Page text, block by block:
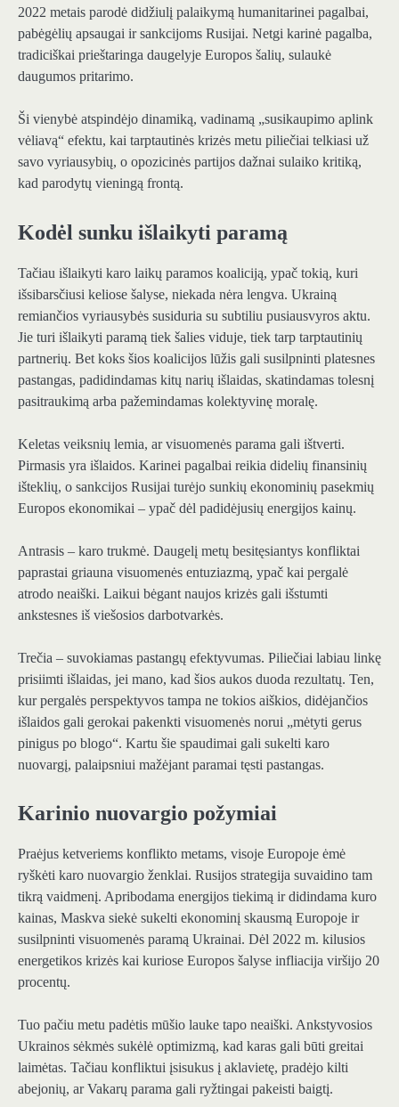
2022 metais parodė didžiulį palaikymą humanitarinei pagalbai,
pabėgėlių apsaugai ir sankcijoms Rusijai. Netgi karinė pagalba,
tradiciškai prieštaringa daugelyje Europos šalių, sulaukė
daugumos pritarimo.
Ši vienybė atspindėjo dinamiką, vadinamą „susikaupimo aplink
vėliavą“ efektu, kai tarptautinės krizės metu piliečiai telkiasi už
savo vyriausybių, o opozicinės partijos dažnai sulaiko kritiką,
kad parodytų vieningą frontą.
Kodėl sunku išlaikyti paramą
Tačiau išlaikyti karo laikų paramos koaliciją, ypač tokią, kuri
išsibarsčiusi keliose šalyse, niekada nėra lengva. Ukrainą
remiančios vyriausybės susiduria su subtiliu pusiausvyros aktu.
Jie turi išlaikyti paramą tiek šalies viduje, tiek tarp tarptautinių
partnerių. Bet koks šios koalicijos lūžis gali susilpninti platesnes
pastangas, padidindamas kitų narių išlaidas, skatindamas tolesnį
pasitraukimą arba pažemindamas kolektyvinę moralę.
Keletas veiksnių lemia, ar visuomenės parama gali ištverti.
Pirmasis yra išlaidos. Karinei pagalbai reikia didelių finansinių
išteklių, o sankcijos Rusijai turėjo sunkių ekonominių pasekmių
Europos ekonomikai – ypač dėl padidėjusių energijos kainų.
Antrasis – karo trukmė. Daugelį metų besitęsiantys konfliktai
paprastai griauna visuomenės entuziazmą, ypač kai pergalė
atrodo neaiški. Laikui bėgant naujos krizės gali išstumti
ankstesnes iš viešosios darbotvarkės.
Trečia – suvokiamas pastangų efektyvumas. Piliečiai labiau linkę
prisiimti išlaidas, jei mano, kad šios aukos duoda rezultatų. Ten,
kur pergalės perspektyvos tampa ne tokios aiškios, didėjančios
išlaidos gali gerokai pakenkti visuomenės norui „mėtyti gerus
pinigus po blogo“. Kartu šie spaudimai gali sukelti karo
nuovargį, palaipsniui mažėjant paramai tęsti pastangas.
Karinio nuovargio požymiai
Praėjus ketveriems konflikto metams, visoje Europoje ėmė
ryškėti karo nuovargio ženklai. Rusijos strategija suvaidino tam
tikrą vaidmenį. Apribodama energijos tiekimą ir didindama kuro
kainas, Maskva siekė sukelti ekonominį skausmą Europoje ir
susilpninti visuomenės paramą Ukrainai. Dėl 2022 m. kilusios
energetikos krizės kai kuriose Europos šalyse infliacija viršijo 20
procentų.
Tuo pačiu metu padėtis mūšio lauke tapo neaiški. Ankstyvosios
Ukrainos sėkmės sukėlė optimizmą, kad karas gali būti greitai
laimėtas. Tačiau konfliktui įsisukus į aklavietę, pradėjo kilti
abejonių, ar Vakarų parama gali ryžtingai pakeisti baigtį.